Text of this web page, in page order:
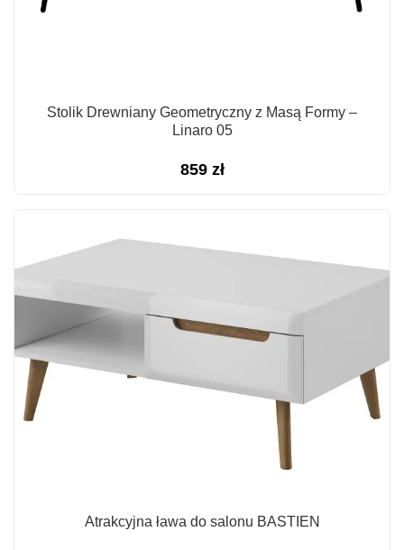
Stolik Drewniany Geometryczny z Masą Formy –
Linaro 05
859 zł
Atrakcyjna ława do salonu BASTIEN